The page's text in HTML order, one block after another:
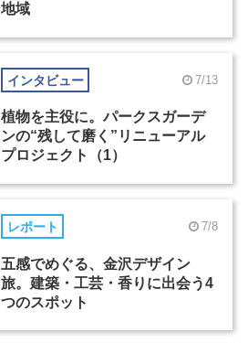
地域
インタビュー 7/13
植物を主役に。パークスガーデ
ンの“残して磨く”リニューアル
プロジェクト（1）
レポート 7/8
五感でめぐる、金沢デザイン
旅。建築・工芸・香りに出会う4
つのスポット